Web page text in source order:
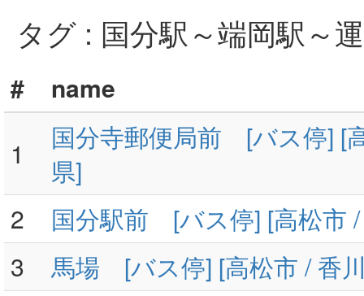
タグ : 国分駅～端岡駅～
#
name
1
国分寺郵便局前 [バス停] [
県]
2
国分駅前 [バス停] [高松市
3
馬場 [バス停] [高松市 / 香